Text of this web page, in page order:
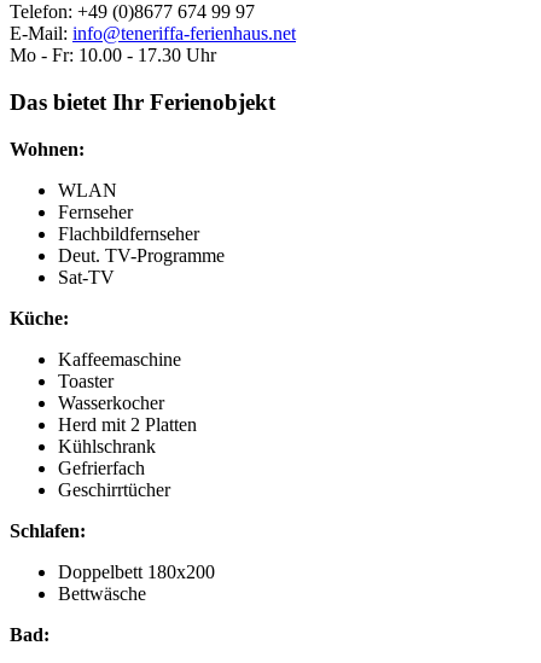
Telefon: +49 (0)8677 674 99 97
E-Mail: info@teneriffa-ferienhaus.net
Mo - Fr: 10.00 - 17.30 Uhr
Das bietet Ihr Ferienobjekt
Wohnen:
WLAN
Fernseher
Flachbildfernseher
Deut. TV-Programme
Sat-TV
Küche:
Kaffeemaschine
Toaster
Wasserkocher
Herd mit 2 Platten
Kühlschrank
Gefrierfach
Geschirrtücher
Schlafen:
Doppelbett 180x200
Bettwäsche
Bad: